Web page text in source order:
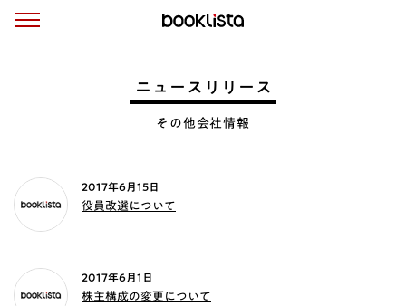
ニュースリリース
その他会社情報
2017年6月15日
役員改選について
2017年6月1日
株主構成の変更について